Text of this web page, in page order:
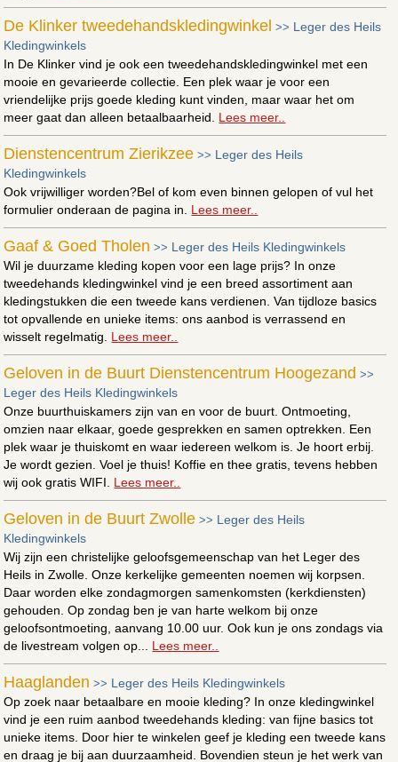
De Klinker tweedehandskledingwinkel >> Leger des Heils
Kledingwinkels
In De Klinker vind je ook een tweedehandskledingwinkel met een
mooie en gevarieerde collectie. Een plek waar je voor een
vriendelijke prijs goede kleding kunt vinden, maar waar het om
meer gaat dan alleen betaalbaarheid. Lees meer..
Dienstencentrum Zierikzee >> Leger des Heils
Kledingwinkels
Ook vrijwilliger worden?Bel of kom even binnen gelopen of vul het
formulier onderaan de pagina in. Lees meer..
Gaaf & Goed Tholen >> Leger des Heils Kledingwinkels
Wil je duurzame kleding kopen voor een lage prijs? In onze
tweedehands kledingwinkel vind je een breed assortiment aan
kledingstukken die een tweede kans verdienen. Van tijdloze basics
tot opvallende en unieke items: ons aanbod is verrassend en
wisselt regelmatig. Lees meer..
Geloven in de Buurt Dienstencentrum Hoogezand >>
Leger des Heils Kledingwinkels
Onze buurthuiskamers zijn van en voor de buurt. Ontmoeting,
omzien naar elkaar, goede gesprekken en samen optrekken. Een
plek waar je thuiskomt en waar iedereen welkom is. Je hoort erbij.
Je wordt gezien. Voel je thuis! Koffie en thee gratis, tevens hebben
wij ook gratis WIFI. Lees meer..
Geloven in de Buurt Zwolle >> Leger des Heils
Kledingwinkels
Wij zijn een christelijke geloofsgemeenschap van het Leger des
Heils in Zwolle. Onze kerkelijke gemeenten noemen wij korpsen.
Daar worden elke zondagmorgen samenkomsten (kerkdiensten)
gehouden. Op zondag ben je van harte welkom bij onze
geloofsontmoeting, aanvang 10.00 uur. Ook kun je ons zondags via
de livestream volgen op... Lees meer..
Haaglanden >> Leger des Heils Kledingwinkels
Op zoek naar betaalbare en mooie kleding? In onze kledingwinkel
vind je een ruim aanbod tweedehands kleding: van fijne basics tot
unieke items. Door hier te winkelen geef je kleding een tweede kans
en draag je bij aan duurzaamheid. Bovendien steun je het werk van